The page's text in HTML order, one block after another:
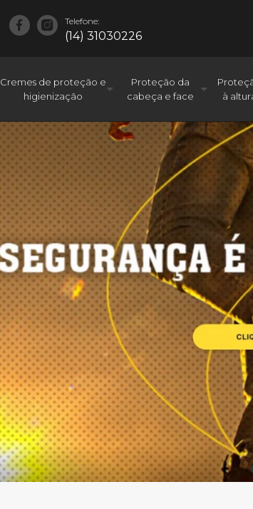
Telefone:
(14) 31030226
Cremes de proteção e
higienização
Proteção da
cabeça e face
à